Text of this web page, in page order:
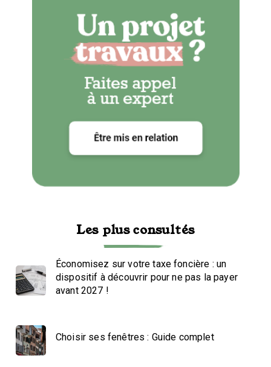
Les plus consultés
Économisez sur votre taxe foncière : un
dispositif à découvrir pour ne pas la payer
avant 2027 !
Choisir ses fenêtres : Guide complet